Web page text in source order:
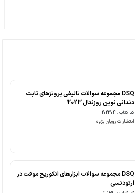
DSQ مجموعه سوالات تالیفی پروتزهای ثابت
دندانی نوین روزنتال 2023
کد کتاب : 202304
انتشارات رویان پژوه
DSQ مجموعه سوالات ابزارهای انکوریج موقت در
ارتودنسی